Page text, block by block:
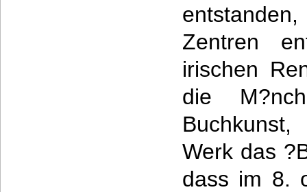
Zentren
irischen
die
Werk das
dass im 8.